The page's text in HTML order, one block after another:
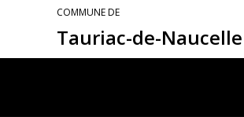
COMMUNE DE
Tauriac-de-Naucelle